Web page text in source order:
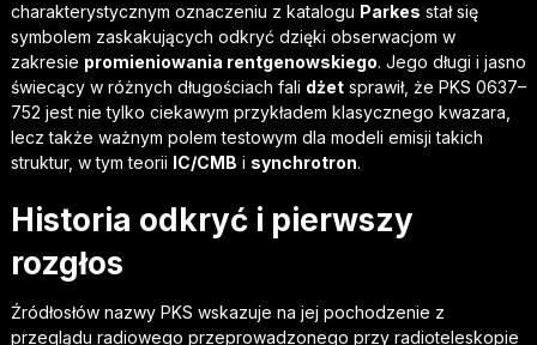
charakterystycznym oznaczeniu z katalogu Parkes stał się
symbolem zaskakujących odkryć dzięki obserwacjom w
zakresie promieniowania rentgenowskiego. Jego długi i jasno
świecący w różnych długościach fali dżetsprawił, że PKS 0637–
752 jest nie tylko ciekawym przykładem klasycznego kwazara,
lecz także ważnym polem testowym dla modeli emisji takich
struktur, w tym teorii IC/CMB i synchrotron.
Historia odkryć i pierwszy
rozgłos
Źródłosłów nazwy PKS wskazuje na jej pochodzenie z
przeglądu radiowego przeprowadzonego przy radioteleskopie